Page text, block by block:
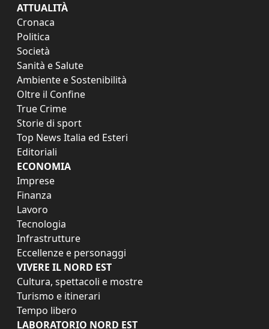
ATTUALITÀ
Cronaca
Politica
Società
Sanità e Salute
Ambiente e Sostenibilità
Oltre il Confine
True Crime
Storie di sport
Top News Italia ed Esteri
Editoriali
ECONOMIA
Imprese
Finanza
Lavoro
Tecnologia
Infrastrutture
Eccellenze e personaggi
VIVERE IL NORD EST
Cultura, spettacoli e mostre
Turismo e itinerari
Tempo libero
LABORATORIO NORD EST